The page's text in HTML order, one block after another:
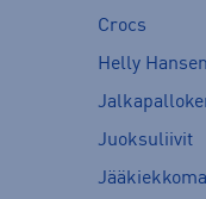
Crocs
Helly
Juoksuliivit